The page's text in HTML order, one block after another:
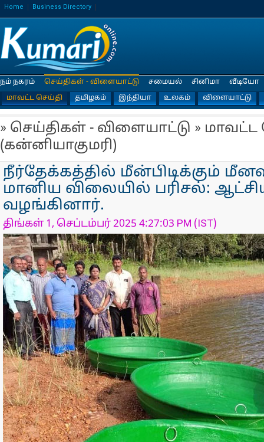
Home Business Directory
நம் நகரம்
செய்திகள் - விளையாட்டு
மாவட்ட செய்தி
தமிழகம் இந்தியா உலகம் விளையாட்டு
சமையல் சினிமா வீடியோ
» செய்திகள் - விளையாட்டு » மாவட்ட
(கன்னியாகுமரி)
நீர்தேக்கத்தில் மீன்பிடிக்கும்
மானிய விலையில் பரிசல்:
வழங்கினார்.
திங்கள் 1, செப்டம்பர் 2025 4:27:03 PM (IST)